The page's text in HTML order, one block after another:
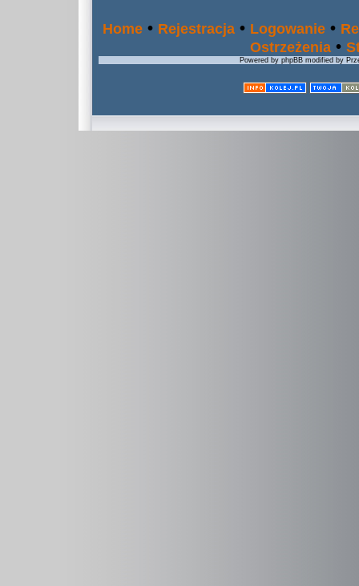
Home • Rejestracja • Logowanie •
Ostrzeżenia •
Powered by phpBB modified by